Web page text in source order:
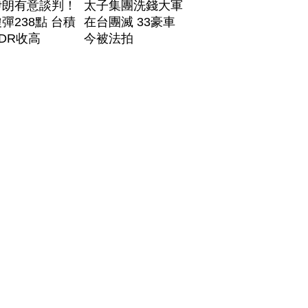
有意談判！
238點 台積
收高
太子集團洗錢大軍
在台團滅 33豪車
今被法拍